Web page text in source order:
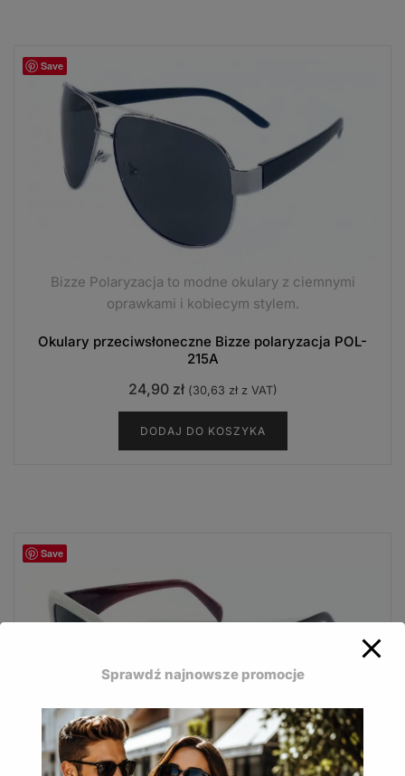
Save
Bizze Polaryzacja to modne okulary z ciemnymi
oprawkami i kobiecym stylem.
Okulary przeciwsłoneczne Bizze polaryzacja POL-
215A
24,90 zł (30,63 złz VAT)
DODAJ DO KOSZYKA
Save
Eleganckie okulary Bizze łączą komfort widzenia z
Sprawdź najnowsze promocje